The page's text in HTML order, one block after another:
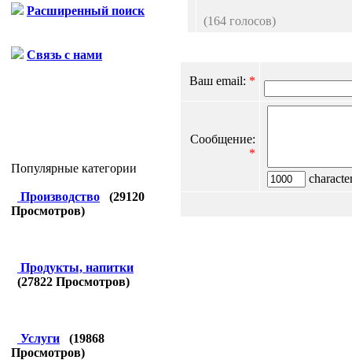
Расширенный поиск
Связь с нами
Популярные категории
Производство (29120
Просмотров)
Продукты, напитки
(27822 Просмотров)
Услуги (19868
Просмотров)
(164 голосов)
Ваш email: *
Сообщение:
*